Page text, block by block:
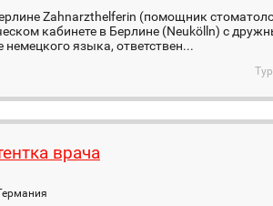
Zahnarzthelferin (помощник
кабинете в Берлине (Neukölln) с
немецкого языка, ответствен...
врача